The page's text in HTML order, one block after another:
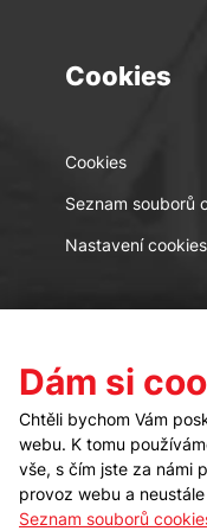
Cookies
Cookies
Seznam souborů
Nastavení cookies
Kontakt
Dám si
Chtěli bychom Vám
webu. K tomu
vše, s čím jste za námi
provoz webu a
Seznam souborů